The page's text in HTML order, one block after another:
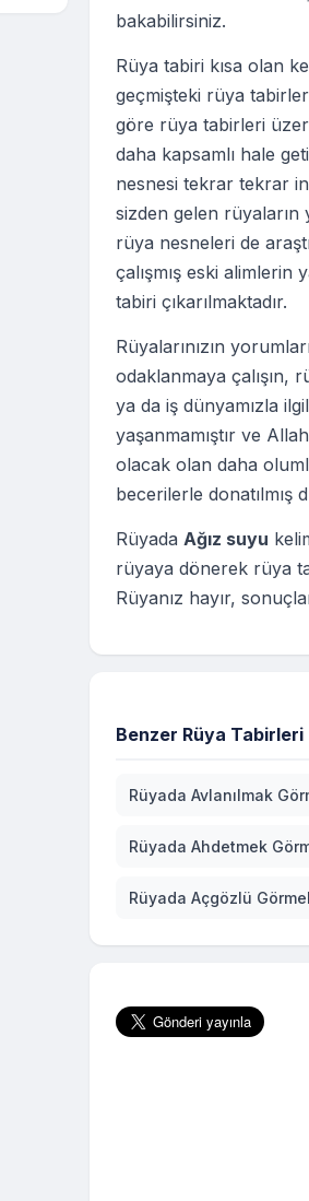
bakabilirsiniz.
Rüya tabiri kısa olan
geçmişteki rüya
göre rüya tabirleri
daha kapsamlı hale
nesnesi tekrar tekrar
sizden gelen rüyaların
rüya nesneleri de
çalışmış eski
tabiri çıkarılmaktadır.
Rüyalarınızın
odaklanmaya çalışın,
ya da iş dünyamızla
yaşanmamıştır ve
olacak olan daha
becerilerle donatılmış
Rüyada Ağız suyu
rüyaya dönerek rüya
Rüyanız hayır,
Benzer Rüya Tabirleri
Rüyada Avlanılmak
Rüyada Ahdetmek
Rüyada Açgözlü